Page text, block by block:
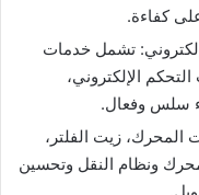
كفاءة.
تشمل خدمات
الإلكتروني،
سلس وفعال.
المحرك، زيت الفلتر،
ونظام النقل وتحسين